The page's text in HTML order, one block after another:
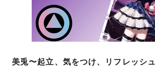
美兎〜起立、気をつけ、リフレッシュ